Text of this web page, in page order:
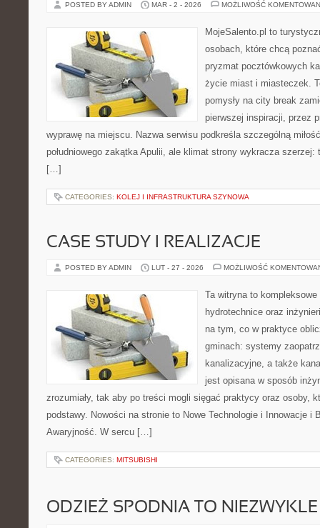
POSTED BY ADMIN MAR - 2 - 2026 MOŻLIWOŚĆ
MojeSalento.pl to
osobach, które chcą
pryzmat pocztówkowych
życie miast i miasteczek.
pomysły na city break
pierwszej inspiracji, przez
wyprawę na miejscu. Nazwa serwisu podkreśla szczególną
południowego zakątka Apulii, ale klimat strony wykracza szerzej:
[…]
CATEGORIES: KOLEJ I INFRASTRUKTURA SZYNOWA
CASE STUDY I REALIZACJE
POSTED BY ADMIN LUT - 27 - 2026 MOŻLIWOŚĆ
Ta witryna to
hydrotechnice oraz
na tym, co w praktyce
gminach: systemy
kanalizacyjne, a także
jest opisana w sposób
zrozumiały, tak aby po treści mogli sięgać praktycy oraz osoby,
podstawy. Nowości na stronie to Nowe Technologie i Innowacje i
Awaryjność. W sercu […]
CATEGORIES: MITSUBISHI
ODZIEŻ SPODNIA TO